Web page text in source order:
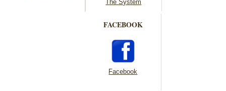
The System
FACEBOOK
Facebook